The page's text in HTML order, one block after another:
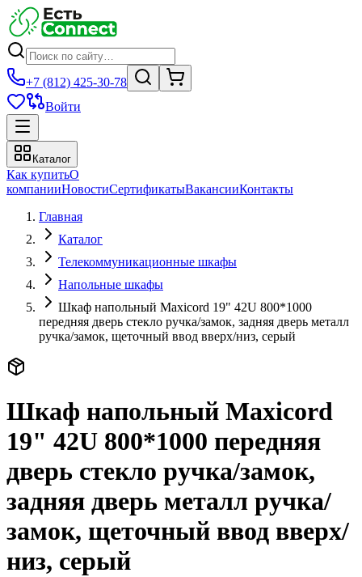
+7 (812) 425-30-78
Войти
Каталог
Как купитьО
компанииНовостиСертификатыВакансииКонтакты
Главная
Каталог
Телекоммуникационные шкафы
Напольные шкафы
Шкаф напольный Maxicord 19" 42U 800*1000
передняя дверь стекло ручка/замок, задняя дверь металл
ручка/замок, щеточный ввод вверх/низ, серый
Шкаф напольный Maxicord
19" 42U 800*1000 передняя
дверь стекло ручка/замок,
задняя дверь металл ручка/
замок, щеточный ввод вверх/
низ, серый